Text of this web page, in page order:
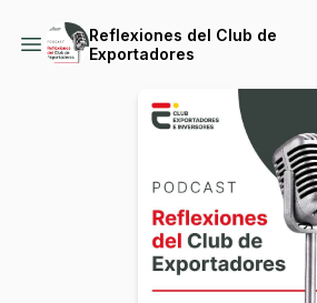
Reflexiones del Club de
Exportadores